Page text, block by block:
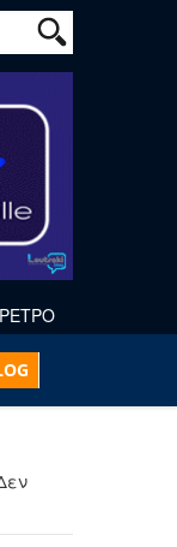
Φόρμα
Αναζήτηση
ΡΕΤΡΟ